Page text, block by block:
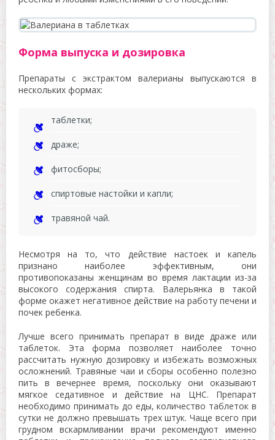
Форма выпуска и дозировка
Препараты с экстрактом валерианы выпускаются в
нескольких формах:
таблетки;
драже;
фитосборы;
спиртовые настойки и капли;
травяной чай.
Несмотря на то, что действие настоек и капель
признано наиболее эффективным, они
противопоказаны женщинам во время лактации из-за
высокого содержания спирта. Валерьянка в такой
форме окажет негативное действие на работу печени и
почек ребенка.
Лучше всего принимать препарат в виде драже или
таблеток. Эта форма позволяет наиболее точно
рассчитать нужную дозировку и избежать возможных
осложнений. Травяные чаи и сборы особенно полезно
пить в вечернее время, поскольку они оказывают
мягкое седативное и действие на ЦНС. Препарат
необходимо принимать до еды, количество таблеток в
сутки не должно превышать трех штук. Чаще всего при
грудном вскармливании врачи рекомендуют именно